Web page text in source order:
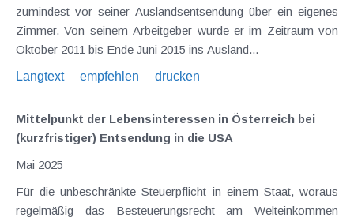
zumindest vor seiner Auslandsentsendung über ein eigenes
Zimmer. Von seinem Arbeitgeber wurde er im Zeitraum von
Oktober 2011 bis Ende Juni 2015 ins Ausland...
Langtext
empfehlen drucken
Mittelpunkt der Lebensinteressen in Österreich bei
(kurzfristiger) Entsendung in die USA
Mai 2025
Für die unbeschränkte Steuerpflicht in einem Staat, woraus
regelmäßig das Besteuerungsrecht am Welteinkommen